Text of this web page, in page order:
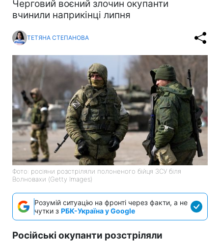
Черговий воєний злочин окупанти
вчинили наприкінці липня
ТЕТЯНА СТЕПАНОВА
Фото: росіяни розстріляли полоненого бійця ЗСУ біля
Волновахи (Getty Images)
Розумій ситуацію на фронті через факти, а не
чутки з РБК-Україна у Google
Російські окупанти розстріляли